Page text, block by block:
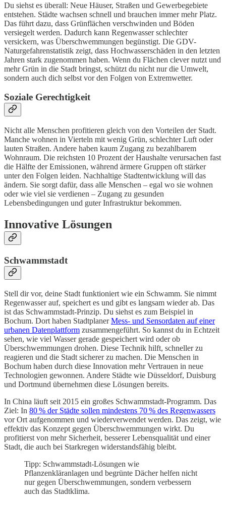
Du siehst es überall: Neue Häuser, Straßen und Gewerbegebiete
entstehen. Städte wachsen schnell und brauchen immer mehr Platz.
Das führt dazu, dass Grünflächen verschwinden und Böden
versiegelt werden. Dadurch kann Regenwasser schlechter
versickern, was Überschwemmungen begünstigt. Die GDV-
Naturgefahrenstatistik zeigt, dass Hochwasserschäden in den letzten
Jahren stark zugenommen haben. Wenn du Flächen clever nutzt und
mehr Grün in die Stadt bringst, schützt du nicht nur die Umwelt,
sondern auch dich selbst vor den Folgen von Extremwetter.
Soziale Gerechtigkeit
Nicht alle Menschen profitieren gleich von den Vorteilen der Stadt.
Manche wohnen in Vierteln mit wenig Grün, schlechter Luft oder
lauten Straßen. Andere haben kaum Zugang zu bezahlbarem
Wohnraum. Die reichsten 10 Prozent der Haushalte verursachen fast
die Hälfte der Emissionen, während ärmere Gruppen oft stärker
unter den Folgen leiden. Nachhaltige Stadtentwicklung will das
ändern. Sie sorgt dafür, dass alle Menschen – egal wo sie wohnen
oder wie viel sie verdienen – Zugang zu gesunden
Lebensbedingungen und guter Infrastruktur bekommen.
Innovative Lösungen
Schwammstadt
Stell dir vor, deine Stadt funktioniert wie ein Schwamm. Sie nimmt
Regenwasser auf, speichert es und gibt es langsam wieder ab. Das
ist das Schwammstadt-Prinzip. Du siehst es zum Beispiel in
Bochum. Dort haben StadtplanerMess- und Sensordaten auf einer
urbanen Datenplattform zusammengeführt. So kannst du in Echtzeit
sehen, wie viel Wasser gerade gespeichert wird oder ob
Überschwemmungen drohen. Diese Technik hilft, schneller zu
reagieren und die Stadt sicherer zu machen. Die Menschen in
Bochum haben durch diese Innovation mehr Vertrauen in neue
Technologien gewonnen. Andere Städte wie Düsseldorf, Duisburg
und Dortmund übernehmen diese Lösungen bereits.
In China läuft seit 2015 ein großes Schwammstadt-Programm. Das
Ziel: In 80 % der Städte sollen mindestens 70 % des Regenwassers
vor Ort aufgenommen und wiederverwendet werden. Das zeigt, wie
effektiv das Konzept gegen Überschwemmungen wirkt. Du
profitierst von mehr Sicherheit, besserer Lebensqualität und einer
Stadt, die auch bei Starkregen widerstandsfähig bleibt.
Tipp: Schwammstadt-Lösungen wie
Pflanzenkläranlagen und begrünte Dächer helfen nicht
nur gegen Überschwemmungen, sondern verbessern
auch das Stadtklima.